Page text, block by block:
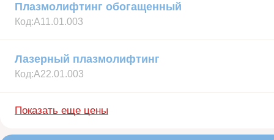
Плазмолифтинг обогащенный
Код:А11.01.003
Лазерный плазмолифтинг
Код:А22.01.003
Показать еще цены